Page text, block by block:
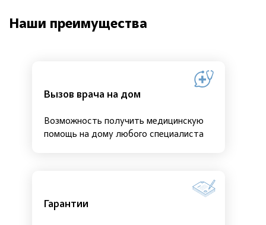
Наши преимущества
Вызов врача на дом
Возможность получить медицинскую
помощь на дому любого специалиста
Гарантии